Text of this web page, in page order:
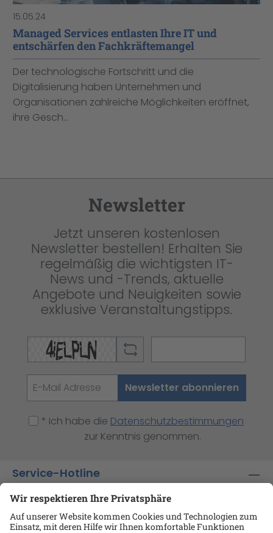
15.05.24
Managed Services entlasten Ihre IT und
entschärfen den Fachkräftemangel
Der technologische Fortschritt und die
Digitalisierung haben Unternehmen und
Organisationen zahlreiche Möglichkeiten eröffnet,
ihre Gesch...
Newsletter
Jetzt unseren kostenlosen
Newsletter bestellen! Erhalten Sie
regelmäßig die wichtigsten IT-
News und -Trends, aktuelle
Angebote und Neuigkeiten sowie
exklusive Veranstaltungstipps.
Newsletter abonnieren
* Ich habe die Datenschutzbestimmungen
zur Kenntnis genommen.
Service-Hotline
Shop-Service